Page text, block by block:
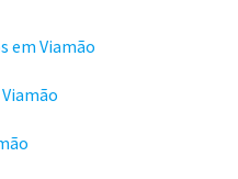
em Viamão